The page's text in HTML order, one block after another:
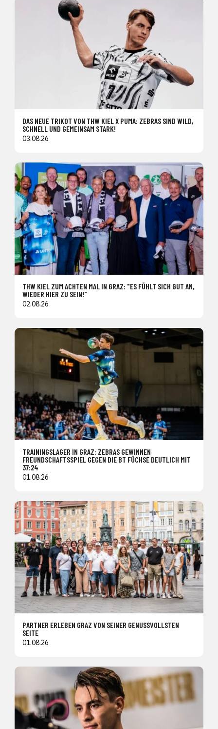
DAS NEUE TRIKOT VON THW KIEL X PUMA: ZEBRAS SIND WILD,
SCHNELL UND GEMEINSAM STARK!
03.08.26
THW KIEL ZUM ACHTEN MAL IN GRAZ: "ES FÜHLT SICH GUT AN,
WIEDER HIER ZU SEIN!"
02.08.26
TRAININGSLAGER IN GRAZ: ZEBRAS GEWINNEN
FREUNDSCHAFTSSPIEL GEGEN DIE BT FÜCHSE DEUTLICH MIT
37:24
01.08.26
PARTNER ERLEBEN GRAZ VON SEINER GENUSSVOLLSTEN
SEITE
01.08.26